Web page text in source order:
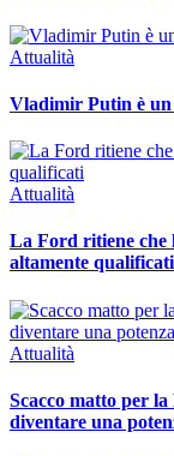
Attualità
Vladimir Putin è un
Attualità
La Ford ritiene che
altamente qualificati
Attualità
Scacco matto per
diventare una